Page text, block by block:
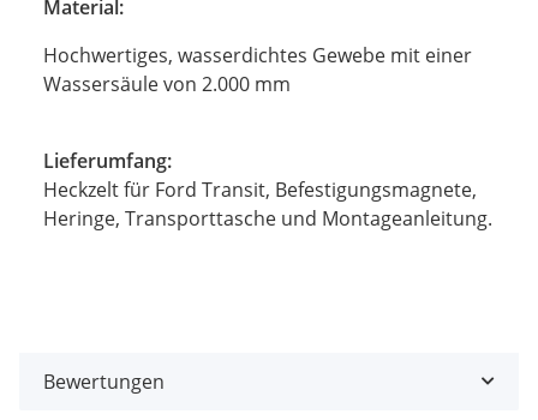
Material:
Hochwertiges, wasserdichtes Gewebe mit einer
Wassersäule von 2.000 mm
Lieferumfang:
Heckzelt für Ford Transit, Befestigungsmagnete,
Heringe, Transporttasche und Montageanleitung.
Bewertungen